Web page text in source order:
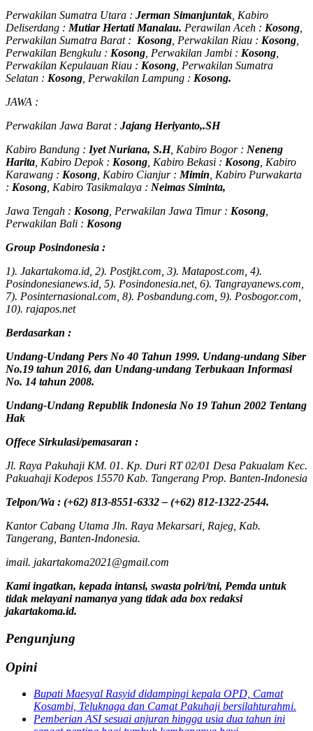
Perwakilan Sumatra Utara : Jerman Simanjuntak , Kabiro
Deliserdang : Mutiar Hertati Manalau. Perawilan Aceh : Kosong
Perwakilan Sumatra Barat : Kosong , Perwakilan Riau : Kosong
Perwakilan Bengkulu : Kosong , Perwakilan Jambi : Kosong
Perwakilan Kepulauan Riau : Kosong , Perwakilan Sumatra
Selatan : Kosong , Perwakilan Lampung : Kosong.
JAWA :
Perwakilan Jawa Barat : Jajang Heriyanto,.SH
Kabiro Bandung : Iyet Nuriana, S.H, Kabiro Bogor : Neneng
Harita , Kabiro Depok : Kosong , Kabiro Bekasi : Kosong , Kabiro
Karawang : Kosong , Kabiro Cianjur : Mimin , Kabiro Purwakarta
: Kosong , Kabiro Tasikmalaya : Neimas Siminta,
Jawa Tengah : Kosong , Perwakilan Jawa Timur : Kosong
Perwakilan Bali : Kosong
Group Posindonesia :
1). Jakartakoma.id, 2). Postjkt.com, 3). Matapost.com, 4).
Posindonesianews.id, 5). Posindonesia.net, 6). Tangrayanews.com,
7). Posinternasional.com, 8). Posbandung.com, 9). Posbogor.com,
10). rajapos.net
Berdasarkan :
Undang-Undang Pers No 40 Tahun 1999. Undang-undang Siber
No.19 tahun 2016, dan Undang-undang Terbukaan Informasi
No. 14 tahun 2008.
Undang-Undang Republik Indonesia No 19 Tahun 2002 Tentang
Hak
Offece Sirkulasi/pemasaran :
Jl. Raya Pakuhaji KM. 01. Kp. Duri RT 02/01 Desa Pakualam Kec.
Pakuahaji Kodepos 15570 Kab. Tangerang Prop. Banten-Indonesia
Telpon/Wa : (+62) 813-8551-6332 – (+62) 812-1322-2544.
Kantor Cabang Utama Jln. Raya Mekarsari, Rajeg, Kab.
Tangerang, Banten-Indonesia.
imail. jakartakoma2021@gmail.com
Kami ingatkan, kepada intansi, swasta polri/tni, Pemda untuk
tidak melayani namanya yang tidak ada box redaksi
jakartakoma.id.
Pengunjung
Opini
Bupati Maesyal Rasyid didampingi kepala OPD, Camat
Kosambi, Teluknaga dan Camat Pakuhaji bersilahturahmi.
Pemberian ASI sesuai anjuran hingga usia dua tahun ini